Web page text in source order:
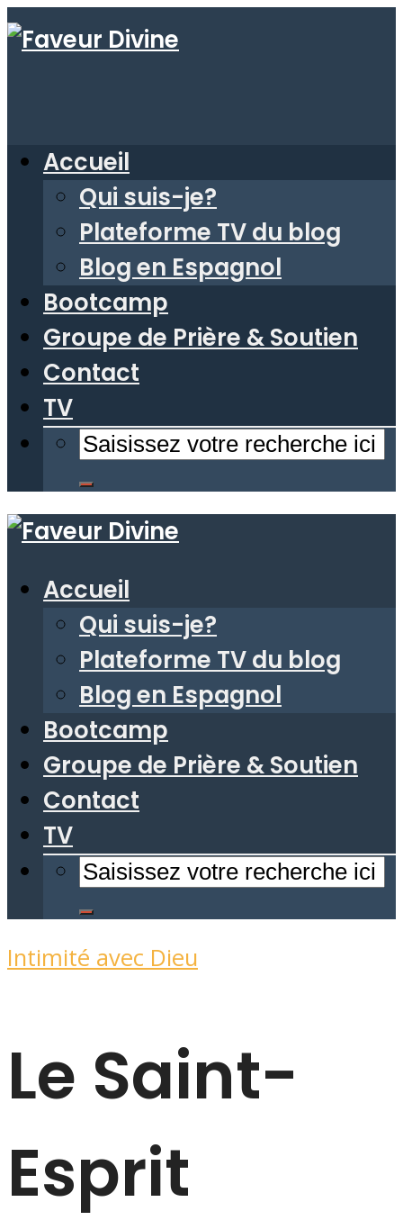
Accueil
Qui suis-je?
Plateforme TV du blog
Blog en Espagnol
Bootcamp
Groupe de Prière & Soutien
Contact
TV
Accueil
Qui suis-je?
Plateforme TV du blog
Blog en Espagnol
Bootcamp
Groupe de Prière & Soutien
Contact
TV
Intimité avec Dieu
Le Saint-
Esprit